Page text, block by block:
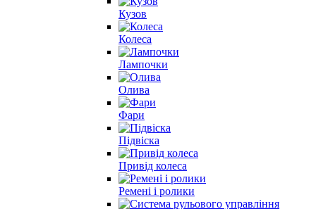
Кузов
Колеса
Лампочки
Олива
Фари
Підвіска
Привід колеса
Ремені і ролики